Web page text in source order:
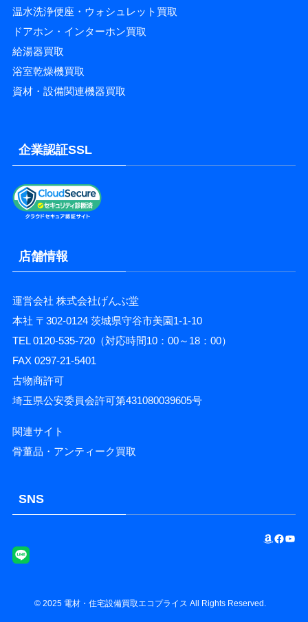
温水洗浄便座・ウォシュレット買取
ドアホン・インターホン買取
給湯器買取
浴室乾燥機買取
資材・設備関連機器買取
企業認証SSL
店舗情報
運営会社 株式会社げんぶ堂
本社 〒302-0124 茨城県守谷市美園1-1-10
TEL 0120-535-720（対応時間10：00～18：00）
FAX 0297-21-5401
古物商許可
埼玉県公安委員会許可第431080039605号
関連サイト
骨董品・アンティーク買取
SNS
Amazon Facebook YouTube
©2025 電材・住宅設備買取エコプライス All Rights Reserved.